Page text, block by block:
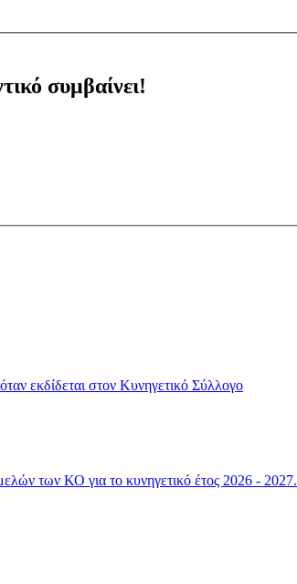
συμβαίνει!
εκδίδεται στον Κυνηγετικό Σύλλογο
των ΚΟ για το κυνηγετικό έτος 2026 - 2027.